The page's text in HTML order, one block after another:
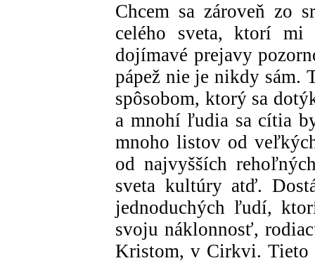
Chcem sa zároveň zo
celého sveta, ktorí mi
dojímavé prejavy
pápež nie je nikdy sám.
spôsobom, ktorý sa
a mnohí ľudia sa cítia
mnoho listov od
od najvyšších
sveta kultúry atď.
jednoduchých ľudí,
svoju náklonnosť,
Kristom, v Cirkvi. Tieto